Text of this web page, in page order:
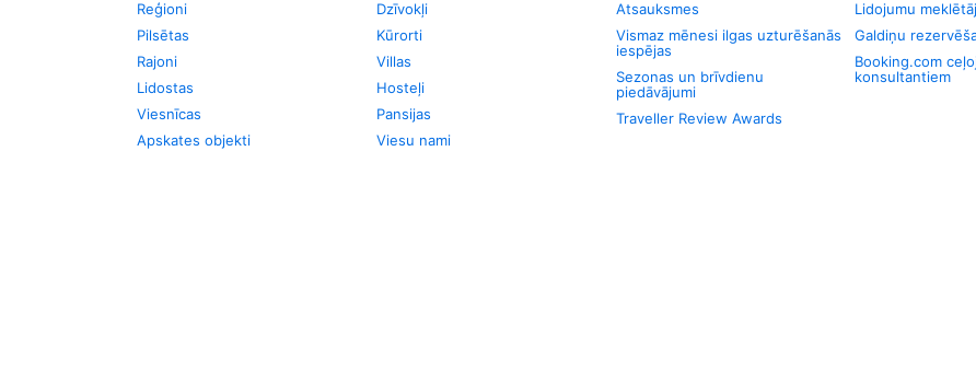
Reģioni
Pilsētas
Rajoni
Lidostas
Viesnīcas
Apskates objekti
Dzīvokļi
Kūrorti
Villas
Hosteļi
Pansijas
Viesu nami
Atsauksmes
Vismaz mēnesi ilgas uzturēšanās
iespējas
Sezonas un brīvdienu
piedāvājumi
Traveller Review Awards
Lidojumu
Galdiņu
Booking.com
konsultantiem